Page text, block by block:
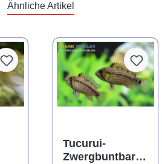
Ähnliche Artikel
Tucurui-
Zwergbuntbarsc